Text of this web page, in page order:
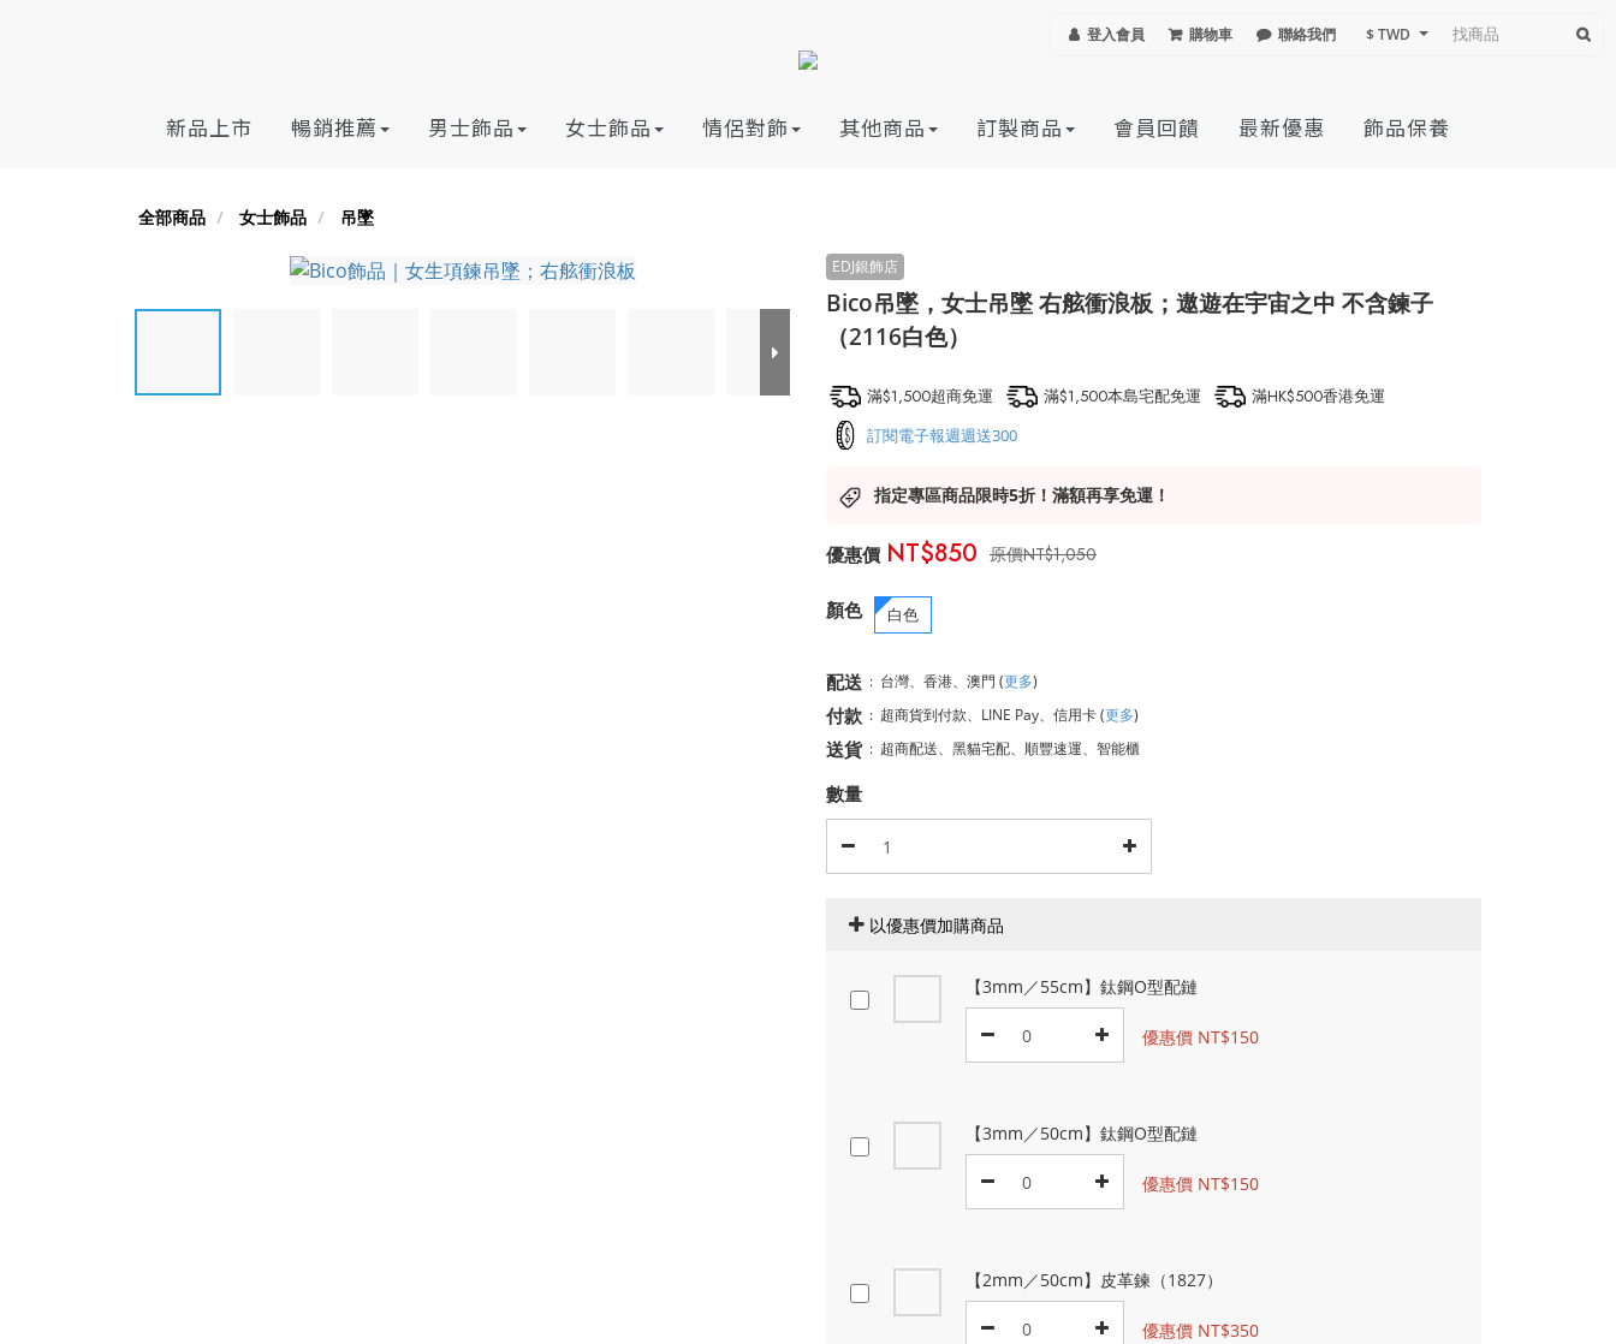
登入會員 購物車 聯絡我們 $ TWD
新品上市 暢銷推薦 男士飾品 女士飾品 情侶對飾 其他商品 訂製商品 會員回饋 最新優惠 飾品保養
全部商品 女士飾品 吊墜
Bico吊墜，女士吊墜 右舷衝浪板；遨遊在宇宙之中 不含鍊子
（2116白色）
滿$1,500超商免運 滿$1,500本島宅配免運 滿HK$500香港免運
訂閱電子報週週送300
指定專區商品限時5折！滿額再享免運！
NT$1,050
NT$850
顏色 白色
配送 : 台灣、香港、澳門 (更多)
付款 : 超商貨到付款、LINE Pay、信用卡(更多)
送貨 : 超商配送、黑貓宅配、順豐速運、智能櫃
數量
以優惠價加購商品
【3mm／55cm】鈦鋼O型配鏈
優惠價 NT$150
【3mm／50cm】鈦鋼O型配鏈
優惠價 NT$150
【2mm／50cm】皮革鍊（1827）
優惠價 NT$350